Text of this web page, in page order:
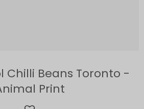
Chilli Beans Toronto -
Print